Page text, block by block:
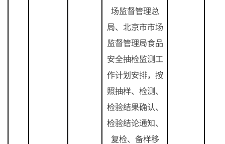
场监督管理总
局、北京市市场
监督管理局食品
安全抽检监测工
作计划安排，按
照抽样、检测、
检验结果确认、
检验结论通知、
复检、备样移